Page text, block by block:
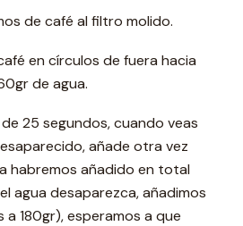
de café al filtro molido.
en círculos de fuera hacia
de agua.
25 segundos, cuando veas
añade otra vez
habremos añadido en total
agua desaparezca, añadimos
180gr), esperamos a que